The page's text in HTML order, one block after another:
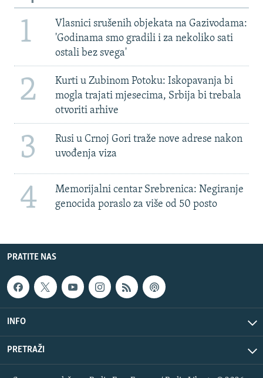
1
Vlasnici srušenih objekata na Gazivodama:
'Godinama smo gradili i za nekoliko sati
ostali bez svega'
2
Kurti u Zubinom Potoku: Iskopavanja bi
mogla trajati mjesecima, Srbija bi trebala
otvoriti arhive
3
Rusi u Crnoj Gori traže nove adrese nakon
uvođenja viza
4
Memorijalni centar Srebrenica: Negiranje
genocida poraslo za više od 50 posto
PRATITE NAS
INFO
PRETRAŽI